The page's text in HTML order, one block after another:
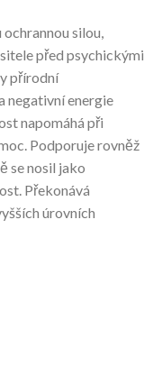
silou,
před psychickými
přírodní
negativní energie
napomáhá při
Podporuje rovněž
se nosil jako
Překonává
úrovních